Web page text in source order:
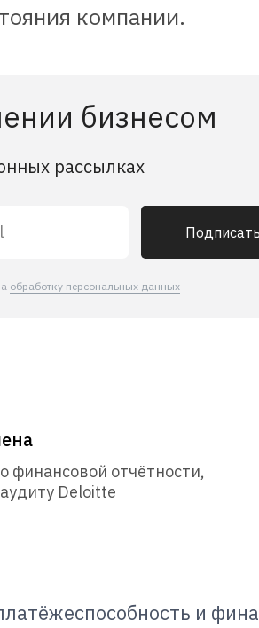
компании.
рассылках
бизнесом
обработку персональных данных
финансовой отчётности,
Deloitte
и